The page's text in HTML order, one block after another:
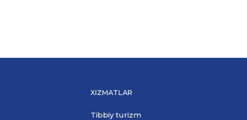
XIZMATLAR
Tibbiy turizm